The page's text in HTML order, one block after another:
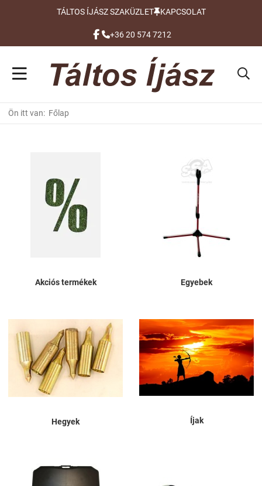
TÁLTOS ÍJÁSZ SZAKÜZLET KAPCSOLAT
FACEBOOK
+36 20 574 7212
Ön itt van: Főlap
Akciós termékek Egyebek
Hegyek Íjak